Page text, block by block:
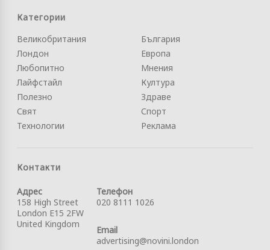
Категории
Великобритания
Лондон
Любопитно
Лайфстайл
Полезно
Свят
Технологии
България
Европа
Мнения
Култура
Здраве
Спорт
Реклама
Контакти
Адрес
158 High Street
London E15 2FW
United Kingdom
Телефон
020 8111 1026
Email
advertising@novini.london